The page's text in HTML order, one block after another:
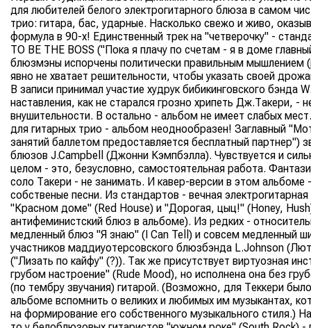
для любителей белого электрогитарного блюза в самом
трио: гитара, бас, ударные. Насколько свежо и живо,
формула в 90-х! Единственный трек на "четверочку" -
TO BE THE BOSS ("Пока я плачу по счетам - я в доме
блюзмэны испорчены политически правильным
явно не хватает решительности, чтобы указать своей
В записи принимал участие худрук бибикинговского бэнда
наставления, как не старался грозно хрипеть Дж.Такери, -
внушительности. В остально - альбом не имеет слабых
для гитарных трио - альбом неоднообразен! Заглавный
занятий баллетом предоставляется бесплатный партнер")
блюзов J.Campbell (Джонни Кэмпбэлла). Чувствуется и
целом - это, безусловно, самостоятельная работа.
соло Такери - не занимать. И кавер-версии в этом альбоме
собственые песни. Из стандартов - вечная
"Красном доме" (Red House) и "Дорогая, цыц!" (Honey,
антифеминистский блюз в альбоме). Из редких -
медленный блюз "Я знаю" (I Can Tell) и совсем медленный
участников маддиуотерсовского блюзбэнда L.Johnson
("Лизать по кайфу" (?)). Так же присутствует виртуозная
грубом настроение" (Rude Mood), но исполнена она без
(по тембру звучания) гитарой. (Возможно, для Теккери
альбоме вспомнить о великих и любимых им музыкантах,
на формирование его собственного музыкального стиля.)